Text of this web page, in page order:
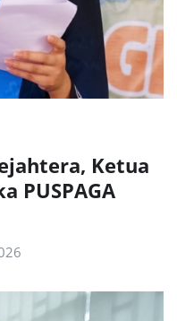
Ketua
PUSPAGA